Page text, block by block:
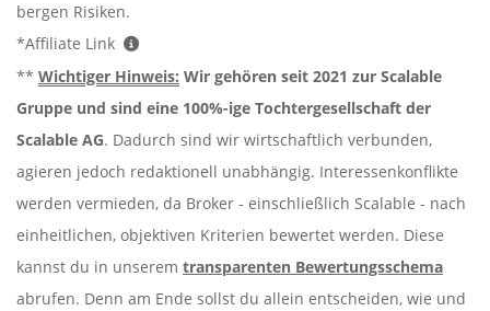
bergen Risiken.
*Affiliate Link
** Wichtiger Hinweis: Wir gehören seit 2021 zur Scalable
Gruppe und sind eine 100%-ige Tochtergesellschaft der
Scalable AG. Dadurch sind wir wirtschaftlich verbunden,
agieren jedoch redaktionell unabhängig. Interessenkonflikte
werden vermieden, da Broker - einschließlich Scalable - nach
einheitlichen, objektiven Kriterien bewertet werden. Diese
kannst du in unserem transparenten Bewertungsschema
abrufen. Denn am Ende sollst du allein entscheiden, wie und